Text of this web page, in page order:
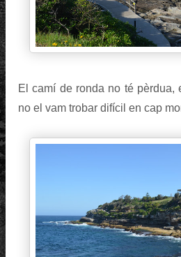
El camí de ronda no té pèrdua,
no el vam trobar difícil en cap